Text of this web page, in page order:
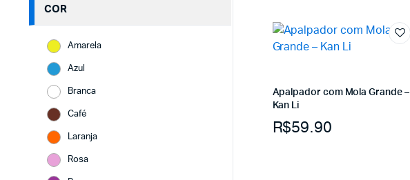
Apalpador com Mola Grande –
Kan Li
R$59.90
COR
Amarela
Azul
Branca
Café
Laranja
Rosa